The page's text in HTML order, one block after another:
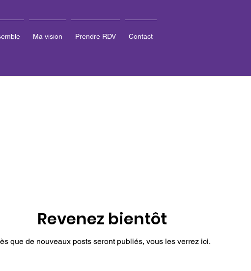
Ma vision Prendre RDV Contact
Revenez bientôt
que de nouveaux posts seront publiés, vous les verrez ici.